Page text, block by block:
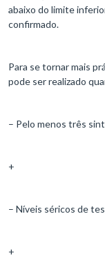
abaixo do limite
confirmado.
Para se tornar mais
pode ser realizado
– Pelo menos três
+
– Níveis séricos de
+